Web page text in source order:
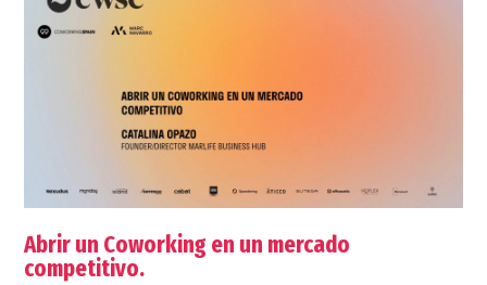
Abrir un Coworking en un mercado
competitivo.